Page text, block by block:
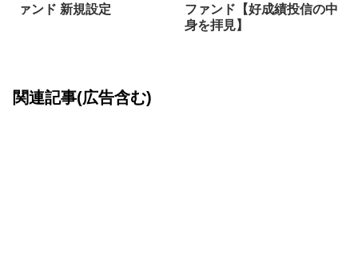
ァンド 新規設定
ファンド【好成績投信の中
身を拝見】
関連記事(広告含む)